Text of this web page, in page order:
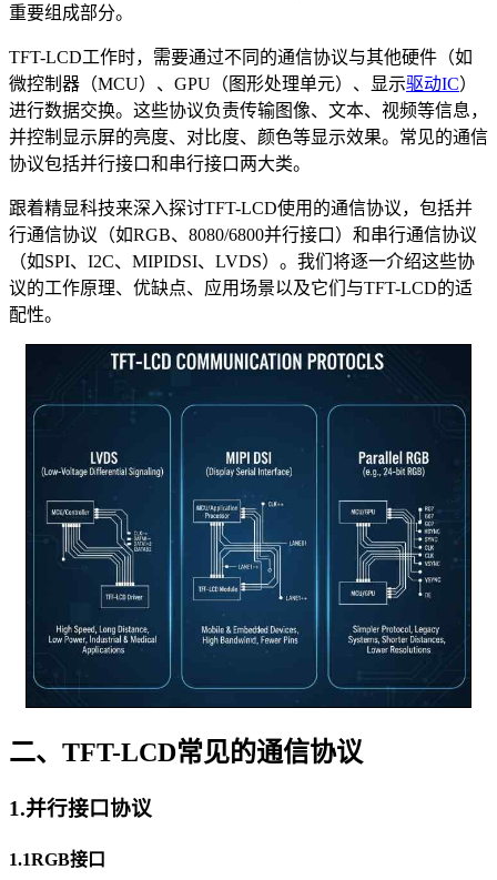
重要组成部分。
TFT-LCD工作时，需要通过不同的通信协议与其他硬件（如
微控制器（MCU）、GPU（图形处理单元）、显示驱动IC）
进行数据交换。这些协议负责传输图像、文本、视频等信息，
并控制显示屏的亮度、对比度、颜色等显示效果。常见的通信
协议包括并行接口和串行接口两大类。
跟着精显科技来深入探讨TFT-LCD使用的通信协议，包括并
行通信协议（如RGB、8080/6800并行接口）和串行通信协议
（如SPI、I2C、MIPIDSI、LVDS）。我们将逐一介绍这些协
议的工作原理、优缺点、应用场景以及它们与TFT-LCD的适
配性。
二、TFT-LCD常见的通信协议
1.并行接口协议
1.1RGB接口